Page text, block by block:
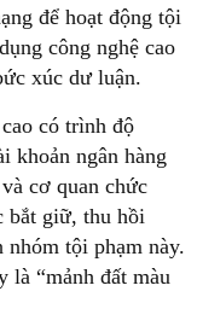
để hoạt động tội
công nghệ cao
xúc dư luận.
có trình độ
khoản ngân hàng
cơ quan chức
bắt giữ, thu hồi
nhóm tội phạm này.
là “mảnh đất màu